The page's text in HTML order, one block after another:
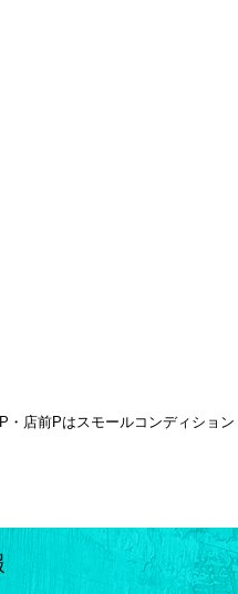
・店前Pはスモールコンディション